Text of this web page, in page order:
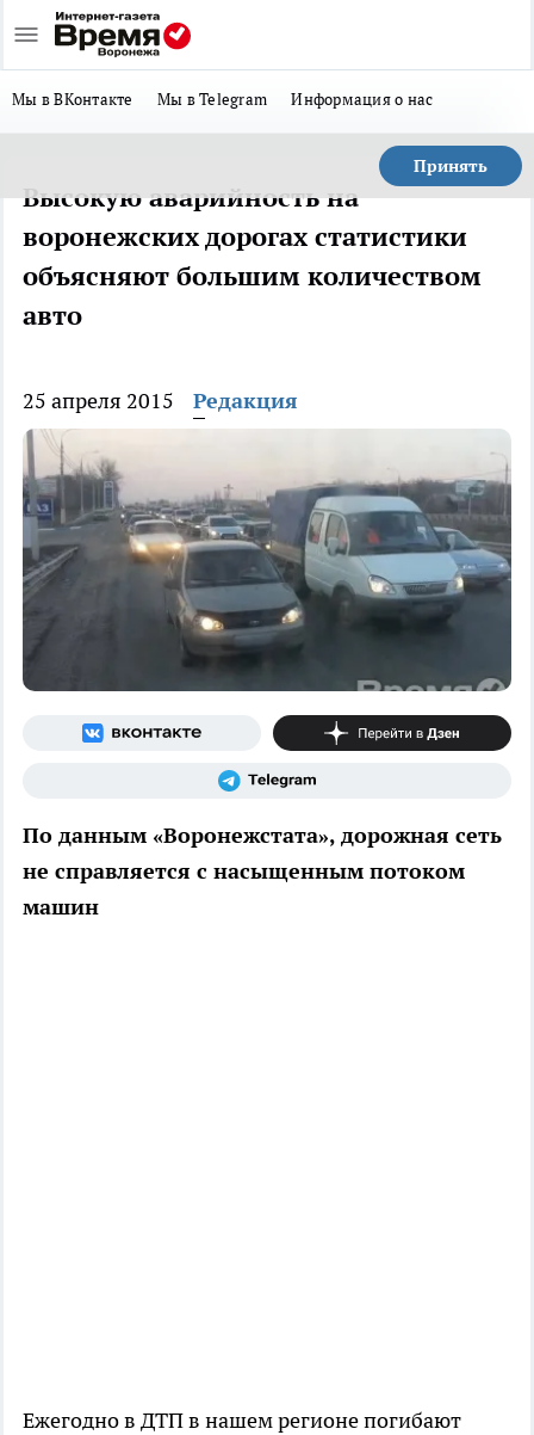
Мы в ВКонтакте Мы в Telegram Информация о нас
Принять
Высокую аварийность на
воронежских дорогах статистики
объясняют большим количеством
авто
25 апреля 2015 Редакция
По данным «Воронежстата», дорожная сеть
не справляется с насыщенным потоком
машин
Ежегодно в ДТП в нашем регионе погибают